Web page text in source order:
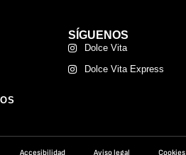
SÍGUENOS
Dolce Vita
Dolce Vita Express
Accesibilidad Aviso legal Cookies